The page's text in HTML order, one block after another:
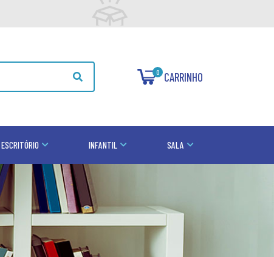
0 CARRINHO
ESCRITÓRIO INFANTIL SALA